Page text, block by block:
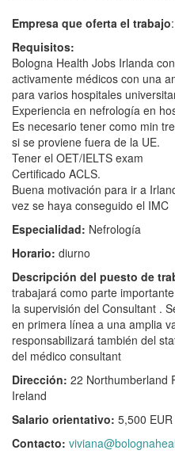
Empresa que oferta el trabajo
Requisitos:
Bologna Health Jobs Irlanda
activamente médicos con una
para varios hospitales
Experiencia en nefrología en
Es necesario tener como min
si se proviene fuera de la UE.
Tener el OET/IELTS exam
Certificado ACLS.
Buena motivación para ir a
vez se haya conseguido el IMC
Especialidad: Nefrología
Horario: diurno
Descripción del puesto de
trabajará como parte
la supervisión del Consultant .
en primera línea a una amplia
responsabilizará también del
del médico consultant
Dirección: 22 Northumberland
Ireland
Salario orientativo: 5,500
Contacto: